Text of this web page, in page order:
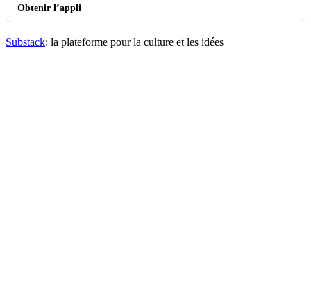
Obtenir l’appli
Substack: la plateforme pour la culture et les idées